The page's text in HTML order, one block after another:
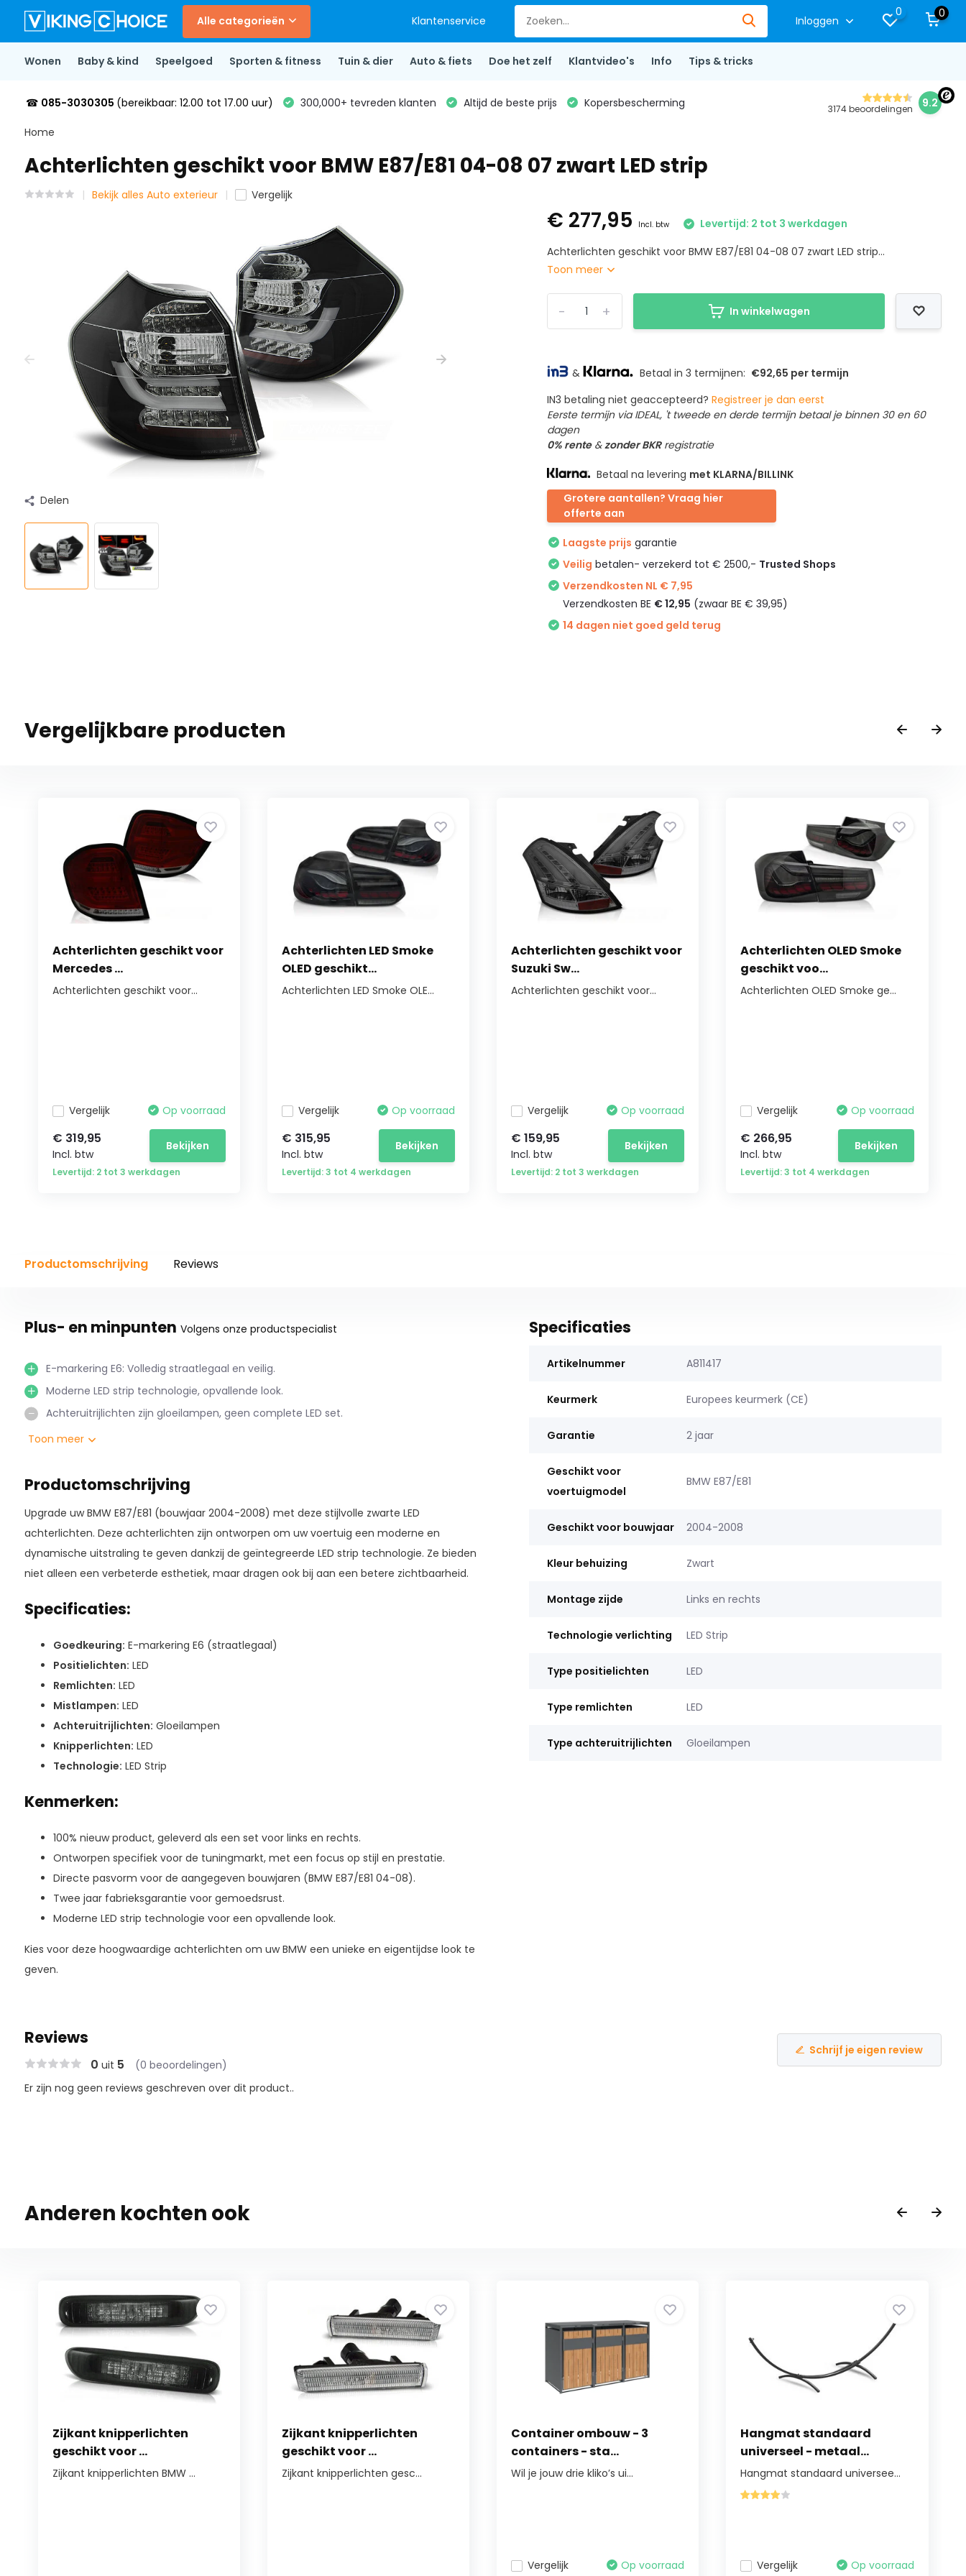
Alle categorieën Klantenservice Inloggen
0 0
Wonen Baby & kind Speelgoed Sporten & fitness Tuin & dier Auto & fiets Doe het zelf Klantvideo's Info Tips & tricks
☎ 085-3030305 (bereikbaar: 12.00 tot 17.00 uur) 300,000+ tevreden klanten Altijd de beste prijs Kopersbescherming 3174 beoordelingen 9.2
Home
Achterlichten geschikt voor BMW E87/E81 04-08 07 zwart LED strip
Bekijk alles Auto exterieur Vergelijk
Delen
€ 277,95 Incl. btw
Levertijd: 2 tot 3 werkdagen
Achterlichten geschikt voor BMW E87/E81 04-08 07 zwart LED strip...
Toon meer
+
- In winkelwagen
& Betaal in 3 termijnen: €92,65 per termijn
IN3 betaling niet geaccepteerd?Registreer je dan eerst
Eerste termijn via IDEAL, 't tweede en derde termijn betaal je binnen 30 en 60
dagen
0% rente&zonder BKRregistratie
Betaal na levering met KLARNA/BILLINK
Grotere aantallen? Vraag hier
offerte aan
Laagste prijs garantie
Veilig betalen- verzekerd tot € 2500,- Trusted Shops
Verzendkosten NL € 7,95
Verzendkosten BE € 12,95 (zwaar BE € 39,95)
14 dagen niet goed geld terug
Vergelijkbare producten
Achterlichten geschikt voor
Mercedes ...
Achterlichten geschikt voor...
Vergelijk Op voorraad
€ 319,95
Incl. btw
Bekijken
Levertijd: 2 tot 3 werkdagen
Achterlichten LED Smoke
OLED geschikt...
Achterlichten LED Smoke OLE...
Vergelijk Op voorraad
€ 315,95
Incl. btw
Bekijken
Levertijd: 3 tot 4 werkdagen
Achterlichten geschikt voor
Suzuki Sw...
Achterlichten geschikt voor...
Vergelijk Op voorraad
€ 159,95
Incl. btw
Bekijken
Levertijd: 2 tot 3 werkdagen
Achterlichten OLED Smoke
geschikt voo...
Achterlichten OLED Smoke ge...
Vergelijk Op voorraad
€ 266,95
Incl. btw
Bekijken
Levertijd: 3 tot 4 werkdagen
Productomschrijving Reviews
Plus- en minpunten Volgens onze productspecialist
E-markering E6: Volledig straatlegaal en veilig.
Moderne LED strip technologie, opvallende look.
Achteruitrijlichten zijn gloeilampen, geen complete LED set.
Toon meer
Productomschrijving
Upgrade uw BMW E87/E81 (bouwjaar 2004-2008) met deze stijlvolle zwarte LED
achterlichten. Deze achterlichten zijn ontworpen om uw voertuig een moderne en
dynamische uitstraling te geven dankzij de geïntegreerde LED strip technologie. Ze bieden
niet alleen een verbeterde esthetiek, maar dragen ook bij aan een betere zichtbaarheid.
Specificaties:
Goedkeuring: E-markering E6 (straatlegaal)
Positielichten: LED
Remlichten: LED
Mistlampen: LED
Achteruitrijlichten: Gloeilampen
Knipperlichten: LED
Technologie: LED Strip
Kenmerken:
100% nieuw product, geleverd als een set voor links en rechts.
Ontworpen specifiek voor de tuningmarkt, met een focus op stijl en prestatie.
Directe pasvorm voor de aangegeven bouwjaren (BMW E87/E81 04-08).
Twee jaar fabrieksgarantie voor gemoedsrust.
Moderne LED strip technologie voor een opvallende look.
Kies voor deze hoogwaardige achterlichten om uw BMW een unieke en eigentijdse look te
geven.
Specificaties
Artikelnummer A811417
Keurmerk Europees keurmerk (CE)
Garantie 2 jaar
Geschikt voor
voertuigmodel
BMW E87/E81
Geschikt voor bouwjaar 2004-2008
Kleur behuizing Zwart
Montage zijde Links en rechts
Technologie verlichting LED Strip
Type positielichten LED
Type remlichten LED
Type achteruitrijlichten Gloeilampen
Reviews
0 uit 5 (0 beoordelingen)
Schrijf je eigen review
Er zijn nog geen reviews geschreven over dit product..
Anderen kochten ook
Zijkant knipperlichten
geschikt voor ...
Zijkant knipperlichten BMW ...
Zijkant knipperlichten
geschikt voor ...
Zijkant knipperlichten gesc...
Container ombouw - 3
containers - sta...
Wil je jouw drie kliko’s ui...
Vergelijk Op voorraad
Hangmat standaard
universeel - metaal...
Hangmat standaard universee...
Vergelijk Op voorraad